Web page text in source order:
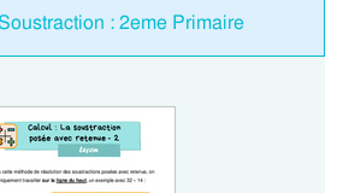
: 2eme Primaire